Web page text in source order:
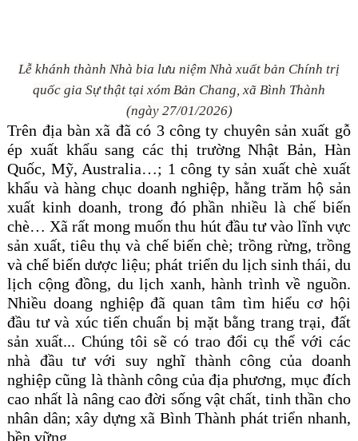
Lễ khánh thành Nhà bia lưu niệm Nhà xuất bản Chính trị
quốc gia Sự thật tại xóm Bản Chang, xã Bình Thành
(ngày 27/01/2026)
Trên địa bàn xã đã có 3 công ty chuyên sản xuất gỗ
ép xuất khẩu sang các thị trường Nhật Bản, Hàn
Quốc, Mỹ, Australia…; 1 công ty sản xuất chè xuất
khẩu và hàng chục doanh nghiệp, hằng trăm hộ sản
xuất kinh doanh, trong đó phần nhiều là chế biến
chè… Xã rất mong muốn thu hút đầu tư vào lĩnh vực
sản xuất, tiêu thụ và chế biến chè; trồng rừng, trồng
và chế biến dược liệu; phát triển du lịch sinh thái, du
lịch cộng đồng, du lịch xanh, hành trình về nguồn.
Nhiều doang nghiệp đã quan tâm tìm hiểu cơ hội
đầu tư và xúc tiến chuẩn bị mặt bằng trang trại, đất
sản xuất... Chúng tôi sẽ có trao đổi cụ thể với các
nhà đầu tư với suy nghĩ thành công của doanh
nghiệp cũng là thành công của địa phương, mục đích
cao nhất là nâng cao đời sống vật chất, tinh thần cho
nhân dân; xây dựng xã Bình Thành phát triển nhanh,
bền vững.